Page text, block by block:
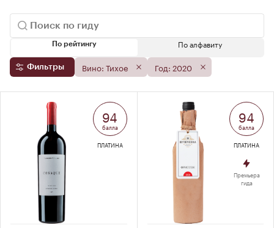
Фильтры Вино: Тихое Год: 2020
По рейтингу По алфавиту
94
балла
ПЛАТИНА
94
балла
ПЛАТИНА
Премьера
гида